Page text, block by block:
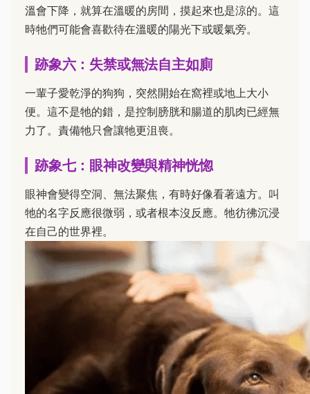
溫會下降，就算在溫暖的房間，摸起來也是涼的。這
時牠們可能會喜歡待在溫暖的陽光下或暖氣旁。
跡象六：失禁或無法自主如廁
一輩子愛乾淨的狗狗，突然開始在窩裡或地上大小
便。這不是牠的錯，是控制膀胱和腸道的肌肉已經無
力了。責備牠只會讓牠更沮喪。
跡象七：眼神改變與精神恍惚
眼神會變得空洞、無法聚焦，有時好像看著遠方。叫
牠的名字反應很微弱，或者根本沒反應。牠彷彿沉浸
在自己的世界裡。